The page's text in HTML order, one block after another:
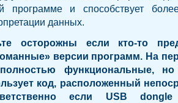
программе и способствует
данных.
осторожны если кто-то
версии программ. На
функциональные,
код, расположенный
если USB dongle